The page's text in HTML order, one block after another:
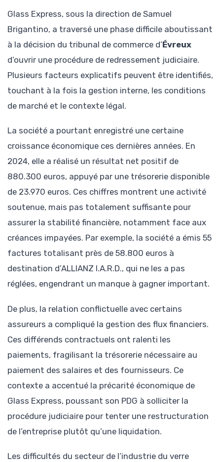
Glass Express, sous la direction de Samuel
Brigantino, a traversé une phase difficile aboutissant
à la décision du tribunal de commerce d’Évreux
d’ouvrir une procédure de redressement judiciaire.
Plusieurs facteurs explicatifs peuvent être identifiés,
touchant à la fois la gestion interne, les conditions
de marché et le contexte légal.
La société a pourtant enregistré une certaine
croissance économique ces dernières années. En
2024, elle a réalisé un résultat net positif de
880.300 euros, appuyé par une trésorerie disponible
de 23.970 euros. Ces chiffres montrent une activité
soutenue, mais pas totalement suffisante pour
assurer la stabilité financière, notamment face aux
créances impayées. Par exemple, la société a émis 55
factures totalisant près de 58.800 euros à
destination d’ALLIANZ I.A.R.D., qui ne les a pas
réglées, engendrant un manque à gagner important.
De plus, la relation conflictuelle avec certains
assureurs a compliqué la gestion des flux financiers.
Ces différends contractuels ont ralenti les
paiements, fragilisant la trésorerie nécessaire au
paiement des salaires et des fournisseurs. Ce
contexte a accentué la précarité économique de
Glass Express, poussant son PDG à solliciter la
procédure judiciaire pour tenter une restructuration
de l’entreprise plutôt qu’une liquidation.
Les difficultés du secteur de l’industrie du verre